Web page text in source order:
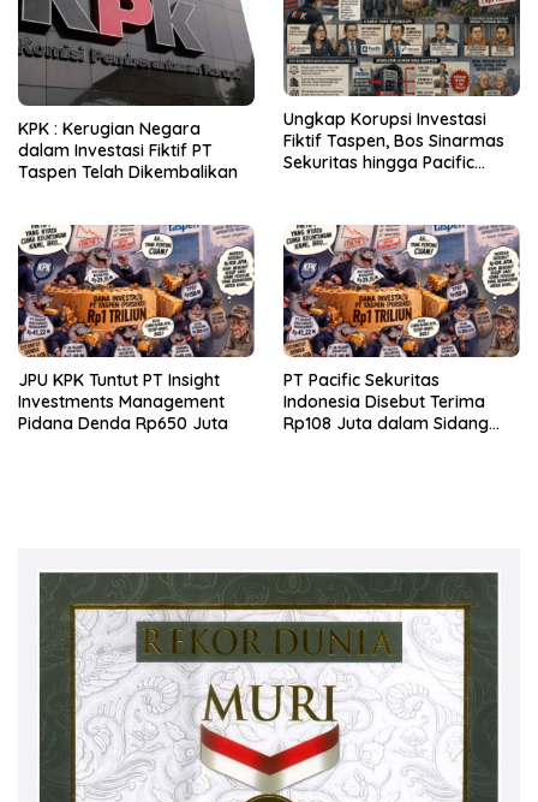
KPK : Kerugian Negara
dalam Investasi Fiktif PT
Taspen Telah Dikembalikan
Ungkap Korupsi Investasi
Fiktif Taspen, Bos Sinarmas
Sekuritas hingga Pacific
JPU KPK Tuntut PT Insight
Investments Management
Pidana Denda Rp650 Juta
PT Pacific Sekuritas
Indonesia Disebut Terima
Rp108 Juta dalam Sidang